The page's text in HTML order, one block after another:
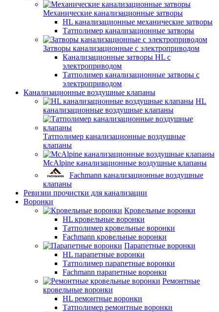
Механические канализационные затворы
HL канализационные механические затворы
Татполимер канализационные затворы
Затворы канализационные с электроприводом
Канализационные затворы HL с
электроприводом
Татполимер канализационные затворы с
электроприводом
Канализационные воздушные клапаны
HL
канализационные воздушные клапаны
Татполимер канализационные воздушные
клапаны
McAlpine канализационные воздушные клапаны
Fachmann канализационные воздушные
клапаны
Ревизии прочистки для канализации
Воронки
Кровельные воронки
HL кровельные воронки
Татполимер кровельные воронки
Fachmann кровельные воронки
Парапетные воронки
HL парапетные воронки
Татполимер парапетные воронки
Fachmann парапетные воронки
Ремонтные
кровельные воронки
HL ремонтные воронки
Татполимер ремонтные воронки